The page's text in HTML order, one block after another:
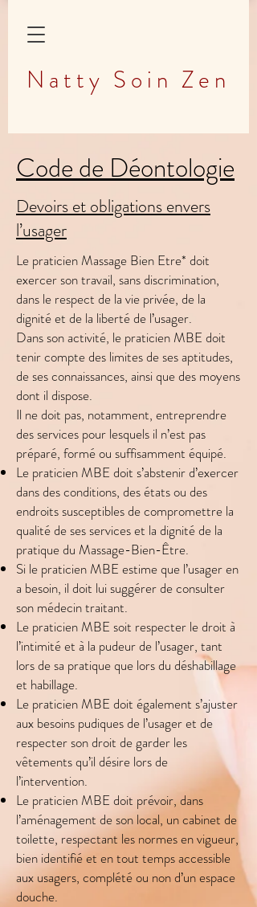
Natty Soin Zen
Code de Déontologie
Devoirs et obligations envers
l’usager
Le praticien Massage Bien Etre* doit
exercer son travail, sans discrimination,
dans le respect de la vie privée, de la
dignité et de la liberté de l’usager.
Dans son activité, le praticien MBE doit
tenir compte des limites de ses aptitudes,
de ses connaissances, ainsi que des moyens
dont il dispose.
Il ne doit pas, notamment, entreprendre
des services pour lesquels il n’est pas
préparé, formé ou suffisamment équipé.
Le praticien MBE doit s’abstenir d’exercer
dans des conditions, des états ou des
endroits susceptibles de compromettre la
qualité de ses services et la dignité de la
pratique du Massage-Bien-Être.
Si le praticien MBE estime que l’usager en
a besoin, il doit lui suggérer de consulter
son médecin traitant.
Le praticien MBE soit respecter le droit à
l’intimité et à la pudeur de l’usager, tant
lors de sa pratique que lors du déshabillage
et habillage.
Le praticien MBE doit également s’ajuster
aux besoins pudiques de l’usager et de
respecter son droit de garder les
vêtements qu’il désire lors de
l’intervention.
Le praticien MBE doit prévoir, dans
l’aménagement de son local, un cabinet de
toilette, respectant les normes en vigueur,
bien identifié et en tout temps accessible
aux usagers, complété ou non d’un espace
douche.